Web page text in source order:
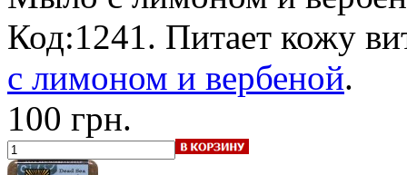
Код:1241. Питает кожу
с лимоном и вербеной.
100 грн.